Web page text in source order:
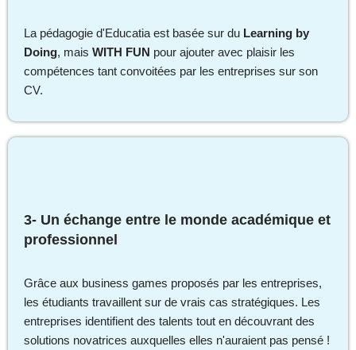
La pédagogie d'Educatia est basée sur du Learning by
Doing, mais WITH FUN pour ajouter avec plaisir les
compétences tant convoitées par les entreprises sur son
CV.
3- Un échange entre le monde académique et
professionnel
Grâce aux business games proposés par les entreprises,
les étudiants travaillent sur de vrais cas stratégiques. Les
entreprises identifient des talents tout en découvrant des
solutions novatrices auxquelles elles n'auraient pas pensé !